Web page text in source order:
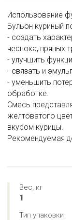
Использование
Бульон куриный
- создать
чеснока, пряных
- улучшить
- связать и
- уменьшить
обработке.
Смесь
желтоватого
вкусом курицы.
Рекомендуемая
Вес, кг
1
Тип упаковки